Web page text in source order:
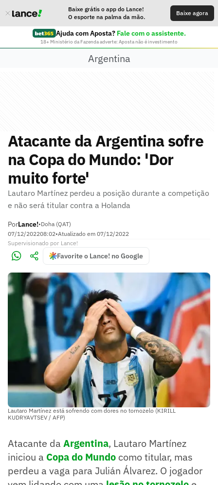
Baixe grátis o app do Lance!
O esporte na palma da mão.
Baixe agora
Ajuda com Aposta? Fale com o assistente.
18+ Ministério da Fazenda adverte: Aposta não é investimento
Argentina
Atacante da Argentina sofre
na Copa do Mundo: 'Dor
muito forte'
Lautaro Martínez perdeu a posição durante a competição
e não será titular contra a Holanda
PorLance!•Doha (QAT)
07/12/202208:02•Atualizado em 07/12/2022
Supervisionado por Lance!
Favorite o Lance! no Google
Lautaro Martínez está sofrendo com dores no tornozelo (KIRILL
KUDRYAVTSEV / AFP)
Atacante da Argentina, Lautaro Martínez
iniciou a Copa do Mundo como titular, mas
perdeu a vaga para Julián Álvarez. O jogador